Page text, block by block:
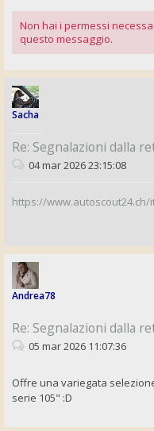
Non hai i permessi
questo messaggio.
Sacha
Re: Segnalazioni dalla
04 mar 2026 23:15:08
https://
Andrea78
Re: Segnalazioni dalla
05 mar 2026 11:07:36
Offre una variegata
serie 105" :D